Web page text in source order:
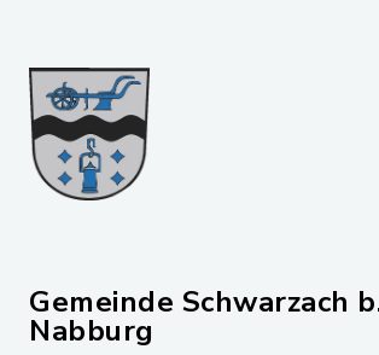
Gemeinde Schwarzach
Nabburg